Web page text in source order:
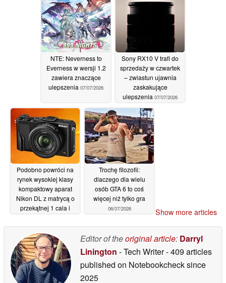
NTE: Neverness to
Everness w wersji 1.2
zawiera znaczące
ulepszenia 07/07/2026
Sony RX10 V trafi do
sprzedaży w czwartek
– zwiastun ujawnia
zaskakujące
ulepszenia 07/07/2026
Podobno powróci na
rynek wysokiej klasy
kompaktowy aparat
Nikon DL z matrycą o
przekątnej 1 cala i
07/07/2026
Trochę filozofii:
dlaczego dla wielu
osób GTA 6 to coś
więcej niż tylko gra
06/07/2026 Show more articles
Editor of theoriginal article: Darryl
Linington - Tech Writer- 409 articles
published on Notebookchecksince
2025